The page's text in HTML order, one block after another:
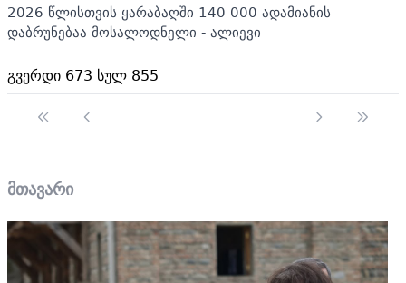
2026 წლისთვის ყარაბაღში 140 000 ადამიანის
დაბრუნებაა მოსალოდნელი - ალიევი
გვერდი 673 სულ 855
მთავარი